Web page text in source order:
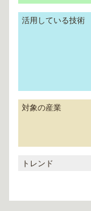
活用している技術
対象の産業
トレンド